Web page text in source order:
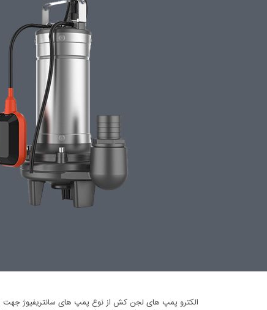
الکترو پمپ های لجن کش از نوع پمپ های سانتریفیوژ جهت